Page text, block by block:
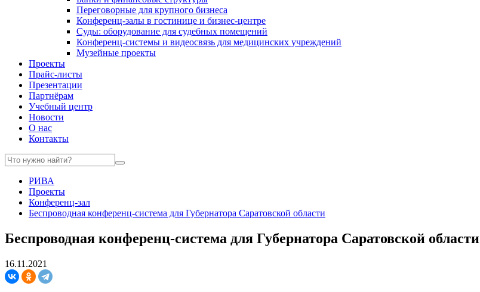
Переговорные для крупного бизнеса
Конференц-залы в гостинице и бизнес-центре
Суды: оборудование для судебных помещений
Конференц-системы и видеосвязь для медицинских учреждений
Музейные проекты
Проекты
Прайс-листы
Презентации
Партнёрам
Учебный центр
Новости
О нас
Контакты
РИВА
Проекты
Конференц-зал
Беспроводная конференц-система для Губернатора Саратовской области
Беспроводная конференц-система для Губернатора Саратовской области
16.11.2021